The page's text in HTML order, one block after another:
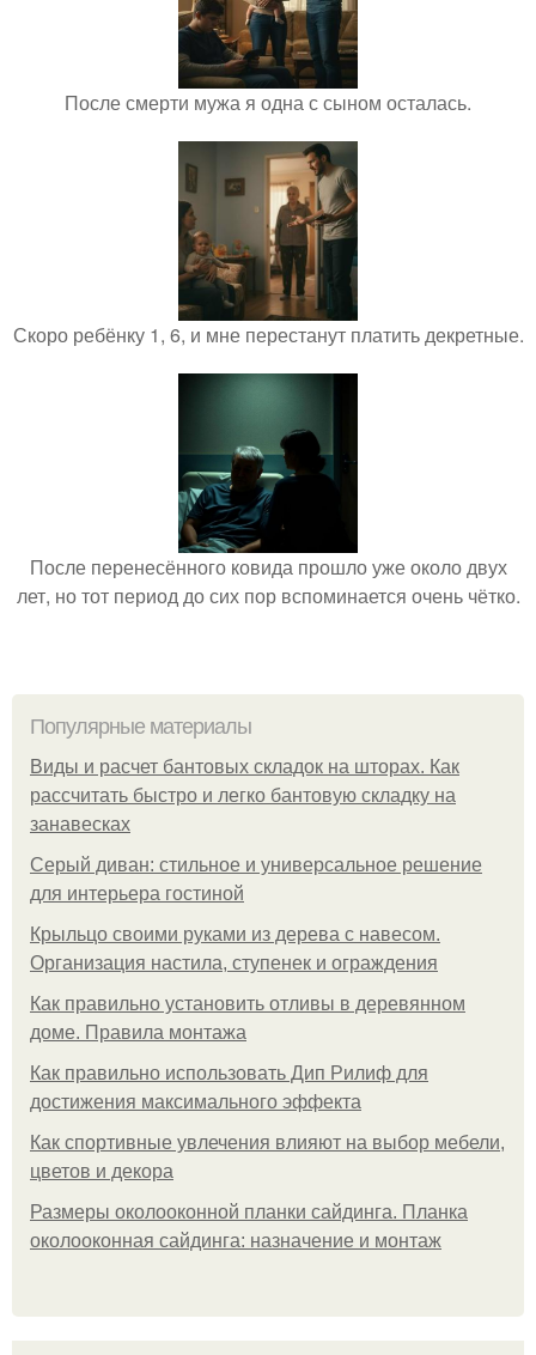
После смерти мужа я одна с сыном осталась.
Скоро ребёнку 1, 6, и мне перестанут платить декретные.
После перенесённого ковида прошло уже около двух
лет, но тот период до сих пор вспоминается очень чётко.
Популярные материалы
Виды и расчет бантовых складок на шторах. Как
рассчитать быстро и легко бантовую складку на
занавесках
Серый диван: стильное и универсальное решение
для интерьера гостиной
Крыльцо своими руками из дерева с навесом.
Организация настила, ступенек и ограждения
Как правильно установить отливы в деревянном
доме. Правила монтажа
Как правильно использовать Дип Рилиф для
достижения максимального эффекта
Как спортивные увлечения влияют на выбор мебели,
цветов и декора
Размеры околооконной планки сайдинга. Планка
околооконная сайдинга: назначение и монтаж